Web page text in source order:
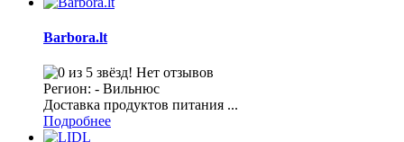
Barbora.lt
Нет отзывов
Регион: - Вильнюс
Доставка продуктов питания ...
Подробнее